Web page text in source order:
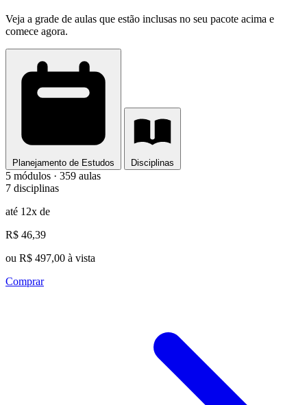
Veja a grade de aulas que estão inclusas no seu pacote acima e
comece agora.
Planejamento de Estudos Disciplinas
5 módulos · 359 aulas
7 disciplinas
até 12x de
R$ 46,39
ou R$ 497,00 à vista
Comprar